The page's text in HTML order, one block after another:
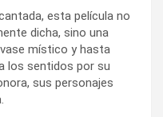
esta película no
dicha, sino una
místico y hasta
los sentidos por su
sus personajes